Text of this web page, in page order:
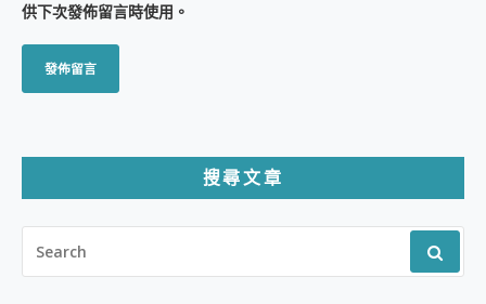
供下次發佈留言時使用。
搜尋文章
FOR: